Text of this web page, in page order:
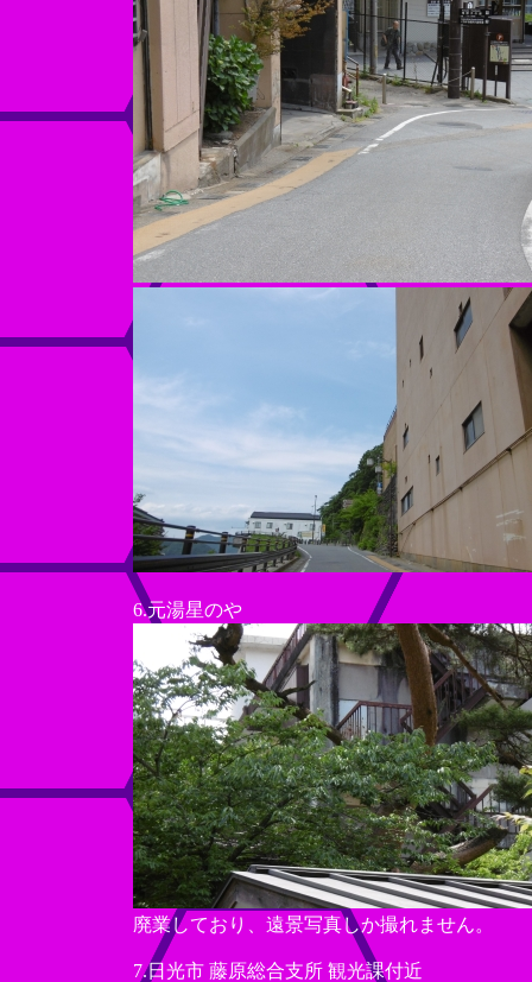
6.元湯星のや
廃業しており、遠景写真しか撮れません。
7.日光市 藤原総合支所 観光課付近